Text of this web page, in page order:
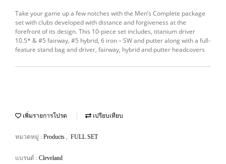
Take your game up a few notches with the Men’s Complete package
set with clubs developed with distance and forgiveness at the
forefront of its design. This 10-piece set includes, titanium driver
10.5* & #5 fairway, #5 hybrid, 6 iron – SW and putter along with a full-
feature stand bag and driver, fairway, hybrid and putter headcovers
เพิ่มรายการโปรด เปรียบเทียบ
หมวดหมู่ : Products , FULL SET
แบรนด์ : Cleveland